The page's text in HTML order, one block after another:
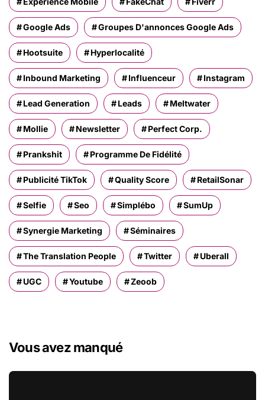
Google Ads Groupes D'annonces Google Ads
Hootsuite Hyperlocalité
Inbound Marketing Influenceur Instagram
Lead Generation Leads Meltwater
Mollie Newsletter Perfect Corp.
Prankshit Programme De Fidélité
Publicité TikTok Quality Score RetailSonar
Selfie Seo Simplébo SumUp
Synergie Marketing Séminaires
The Translation People Twitter Uberall
UGC Youtube Zeoob
Vous avez manqué